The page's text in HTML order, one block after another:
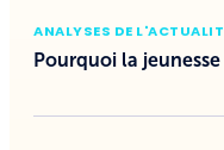
ANALYSES DE
Pourquoi la